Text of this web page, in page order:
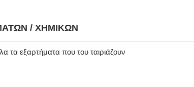
/ ΧΗΜΙΚΏΝ
τα εξαρτήματα που του ταιριάζουν